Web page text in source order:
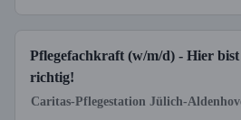
Pflegefachkraft (w/m/d) - Hier
richtig!
Caritas-Pflegestation Jülich-